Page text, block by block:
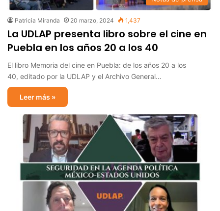
Patricia Miranda 20 marzo, 2024 1,437
La UDLAP presenta libro sobre el cine en
Puebla en los años 20 a los 40
El libro Memoria del cine en Puebla: de los años 20 a los
40, editado por la UDLAP y el Archivo General…
Leer más »